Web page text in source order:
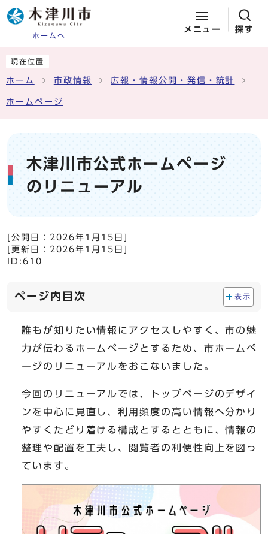
ホームへ
メニュー 探す
現在位置
ホーム 市政情報 広報・情報公開・発信・統計
ホームページ
木津川市公式ホームページ
のリニューアル
[公開日： 2026年1月15日
[更新日： 2026年1月15日
ID:610
ページ内目次 表示
誰もが知りたい情報にアクセスしやすく、市の魅
力が伝わるホームページとするため、市ホームペ
ージのリニューアルをおこないました。
今回のリニューアルでは、トップページのデザイ
ンを中心に見直し、利用頻度の高い情報へ分かり
やすくたどり着ける構成とするとともに、情報の
整理や配置を工夫し、閲覧者の利便性向上を図っ
ています。